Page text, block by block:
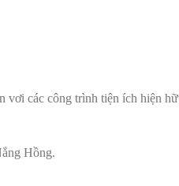
vơi các công trình tiện ích hiện
Hồng.